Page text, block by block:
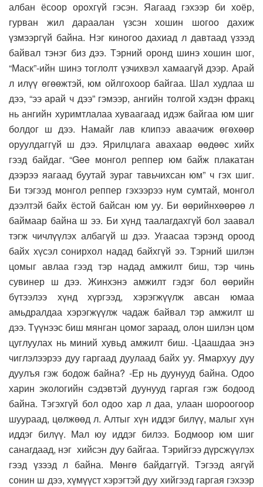
албан ёсоор орохгүй гэсэн. Яагаад гэхээр би хоёр,
гурван жил дараалан үзсэн хошин шогоо дахиж
үзмээргүй байна. Нэг киногоо дахиад л давтаад үзээд
байвал тэнэг биз дээ. Тэрний оронд шинэ хошин шог,
“Маск”-ийн шинэ тоглолт үзчихвэл хамаагүй дээр. Арай
л илүү өгөөжтэй, юм ойлгохоор байгаа. Шал худлаа ш
дээ, “ээ арай ч дээ” гэмээр, ангийн толгой хэдэн фракц
нь ангийн хуримтлалаа хуваагаад идэж байгаа юм шиг
болдог ш дээ. Намайг лав клипээ аваачиж өгөхөөр
оруулдаггүй ш дээ. Ярилцлага авахаар өөдөөс хийх
гээд байдаг. “Gee монгол реппер юм байж плакатан
дээрээ яагаад буутай зураг тавьчихсан юм” ч гэх шиг.
Би тэгээд монгол реппер гэхээрээ нум сумтай, монгол
дээлтэй байх ёстой байсан юм уу. Би өөрийнхөөрөө л
баймаар байна ш ээ. Би хүнд таалагдахгүй бол заавал
тэгж чичлүүлэх албагүй ш дээ. Угаасаа тэрэнд ороод
байх хүсэл сонирхол надад байхгүй ээ. Тэрний шилэн
цомыг авлаа гээд тэр надад амжилт биш, тэр чинь
сувинер ш дээ. Жинхэнэ амжилт гэдэг бол өөрийн
бүтээлээ хүнд хүргээд, хэрэгжүүлж авсан юмаа
амьдралдаа хэрэгжүүлж чадаж байвал тэр амжилт ш
дээ. Түүнээс биш мянган цомог зараад, олон шилэн цом
цуглуулах нь миний хувьд амжилт биш. -Цаашдаа энэ
чиглэлээрээ дуу гаргаад дуулаад байх уу. Ямархуу дуу
дуулъя гэж бодож байна? -Ер нь дуунууд байна. Одоо
харин экологийн сэдэвтэй дуунууд гаргая гэж бодоод
байна. Тэгэхгүй бол одоо хар л даа, улаан шороогоор
шуураад, цөлжөөд л. Алтыг хүн иддэг билүү, малыг хүн
иддэг билүү. Мал юу иддэг билээ. Бодмоор юм шиг
санагдаад, нэг хийсэн дуу байгаа. Тэрийгээ дүрсжүүлэх
гээд үзээд л байна. Мөнгө байдаггүй. Тэгээд аягүй
сонин ш дээ, хүмүүст хэрэгтэй дуу хийгээд гаргая гэхээр